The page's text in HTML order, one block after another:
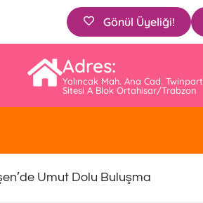
Gönül Üyeliği!
Adres:
Yalıncak Mah. Ana Cad. Twinpart
Sitesi A Blok Ortahisar/Trabzon
Umut Dolu Buluşma